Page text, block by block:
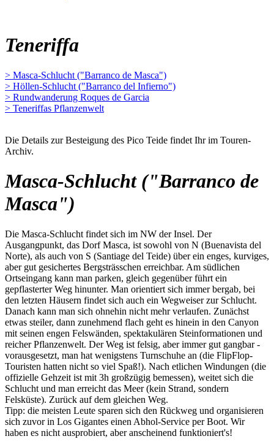
Teneriffa
> Masca-Schlucht ("Barranco de Masca")
> Höllen-Schlucht ("Barranco del Infierno")
> Rundwanderung Roques de Garcia
> Teneriffas Pflanzenwelt
Die Details zur Besteigung des Pico Teide findet Ihr im Touren-
Archiv.
Masca-Schlucht ("Barranco de
Masca")
Die Masca-Schlucht findet sich im NW der Insel. Der
Ausgangpunkt, das Dorf Masca, ist sowohl von N (Buenavista del
Norte), als auch von S (Santiage del Teide) über ein enges, kurviges,
aber gut gesichertes Bergsträsschen erreichbar. Am südlichen
Ortseingang kann man parken, gleich gegenüber führt ein
gepflasterter Weg hinunter. Man orientiert sich immer bergab, bei
den letzten Häusern findet sich auch ein Wegweiser zur Schlucht.
Danach kann man sich ohnehin nicht mehr verlaufen. Zunächst
etwas steiler, dann zunehmend flach geht es hinein in den Canyon
mit seinen engen Felswänden, spektakulären Steinformationen und
reicher Pflanzenwelt. Der Weg ist felsig, aber immer gut gangbar -
vorausgesetzt, man hat wenigstens Turnschuhe an (die FlipFlop-
Touristen hatten nicht so viel Spaß!). Nach etlichen Windungen (die
offizielle Gehzeit ist mit 3h großzügig bemessen), weitet sich die
Schlucht und man erreicht das Meer (kein Strand, sondern
Felsküste). Zurück auf dem gleichen Weg.
Tipp: die meisten Leute sparen sich den Rückweg und organisieren
sich zuvor in Los Gigantes einen Abhol-Service per Boot. Wir
haben es nicht ausprobiert, aber anscheinend funktioniert's!